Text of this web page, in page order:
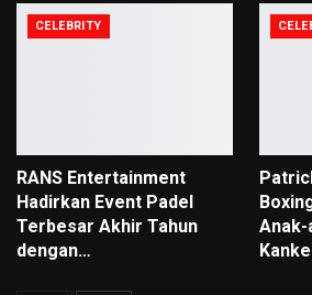
CELEBRITY
RANS Entertainment
Hadirkan Event Padel
Terbesar Akhir Tahun
dengan…
Anak-